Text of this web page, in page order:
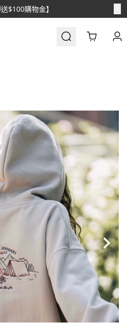
送$100購物金】
Cart